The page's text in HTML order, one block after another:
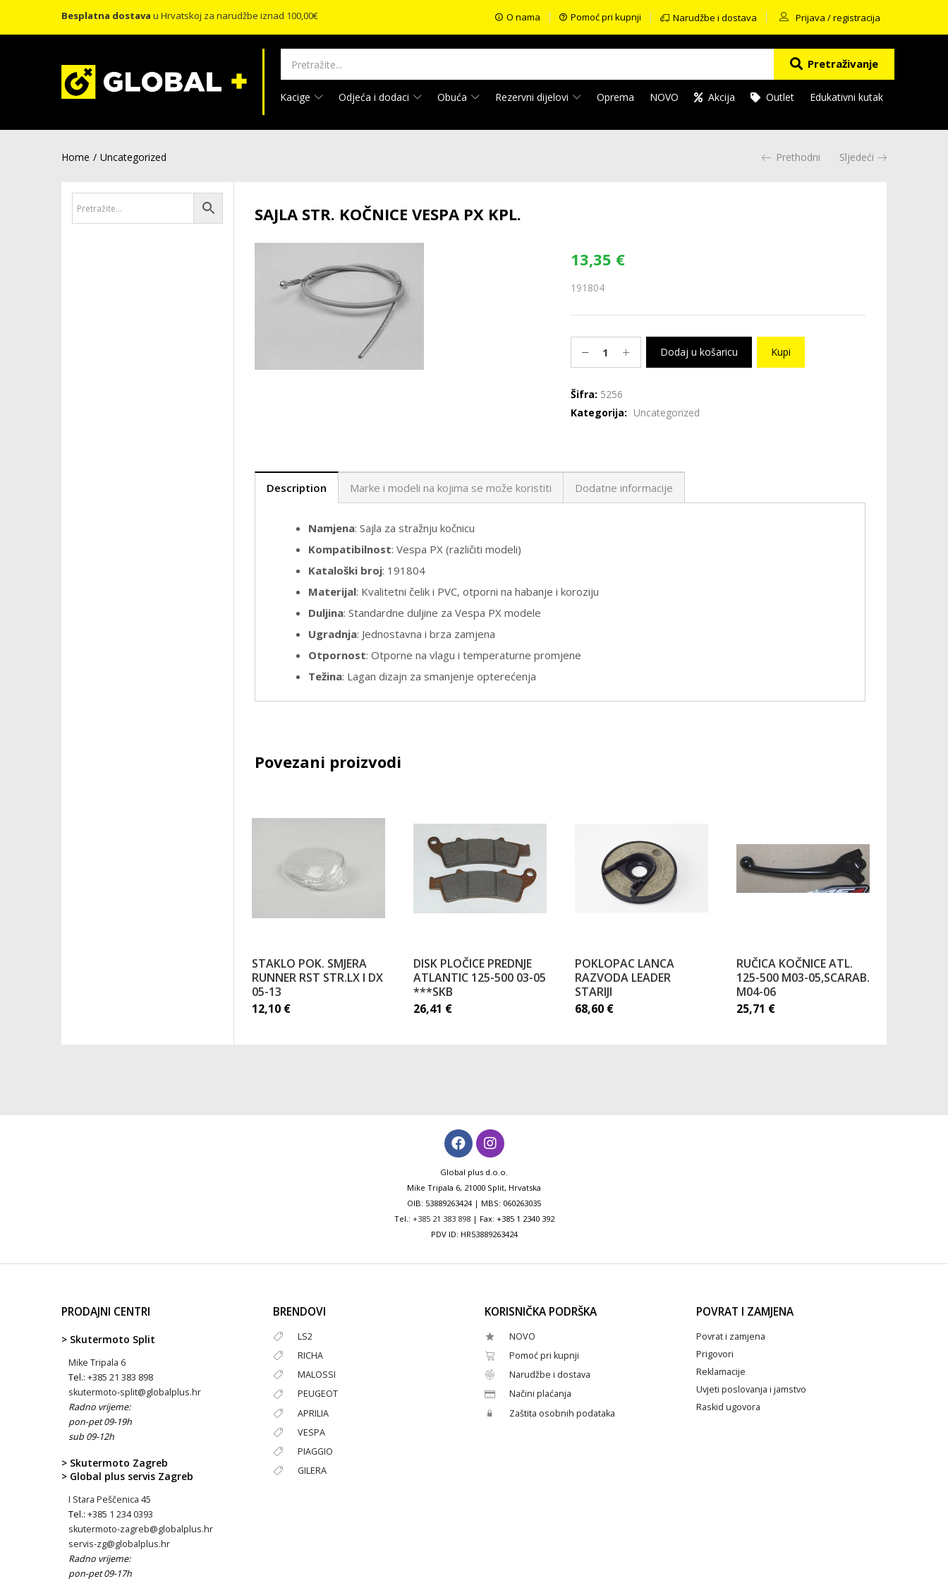
Besplatna dostava u Hrvatskoj za narudžbe iznad 100,00€ O nama Pomoć pri kupnji Narudžbe i dostava Prijava / registracija
Pretraživanje
Kacige Odjeća i dodaci Obuća Rezervni dijelovi Oprema NOVO Akcija Outlet Edukativni kutak
Home Uncategorized Prethodni Sljedeći
SAJLA STR. KOČNICE VESPA PX KPL.
13,35 €
191804
Dodaj u košaricu Kupi
Šifra: 5256
Kategorija: Uncategorized
Description Marke i modeli na kojima se može koristiti Dodatne informacije
Namjena: Sajla za stražnju kočnicu
Kompatibilnost: Vespa PX (različiti modeli)
Kataloški broj: 191804
Materijal: Kvalitetni čelik i PVC, otporni na habanje i koroziju
Duljina: Standardne duljine za Vespa PX modele
Ugradnja: Jednostavna i brza zamjena
Otpornost: Otporne na vlagu i temperaturne promjene
Težina: Lagan dizajn za smanjenje opterećenja
Povezani proizvodi
STAKLO POK. SMJERA
RUNNER RST STR.LX I DX
05-13
12,10 €
DISK PLOČICE PREDNJE
ATLANTIC 125-500 03-05
***SKB
26,41 €
POKLOPAC LANCA
RAZVODA LEADER
STARIJI
68,60 €
RUČICA KOČNICE ATL.
125-500 M03-05,SCARAB.
M04-06
25,71 €
Global plus d.o.o.
Mike Tripala 6, 21000 Split, Hrvatska
OIB: 53889263424 | MBS: 060263035
Tel.: +385 21 383 898| Fax: +385 1 2340 392
PDV ID: HR53889263424
PRODAJNI CENTRI
> Skutermoto Split
Mike Tripala 6
Tel.: +385 21 383 898
skutermoto-split@globalplus.hr
Radno vrijeme:
pon-pet 09-19h
sub 09-12h
> Skutermoto Zagreb
> Global plus servis Zagreb
I Stara Peščenica 45
Tel.: +385 1 234 0393
skutermoto-zagreb@globalplus.hr
servis-zg@globalplus.hr
Radno vrijeme:
pon-pet 09-17h
BRENDOVI
LS2
RICHA
MALOSSI
PEUGEOT
APRILIA
VESPA
PIAGGIO
GILERA
KORISNIČKA PODRŠKA
NOVO
Pomoć pri kupnji
Narudžbe i dostava
Načini plaćanja
Zaštita osobnih podataka
POVRAT I ZAMJENA
Povrat i zamjena
Prigovori
Reklamacije
Uvjeti poslovanja i jamstvo
Raskid ugovora